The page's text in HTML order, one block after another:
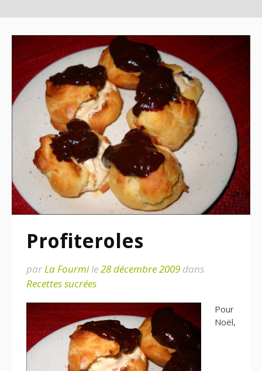
Profiteroles
par La Fourmile28 décembre 2009 dans
Recettes sucrées
Pour
Noël,